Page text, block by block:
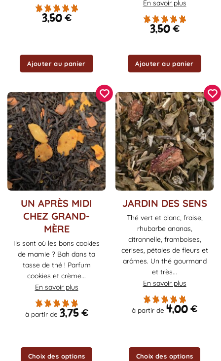
3,50€
Ajouter au panier
En savoir plus
3,50€
Ajouter au panier
UN APRÈS MIDI
CHEZ GRAND-
MÈRE
Ils sont où les bons cookies
de mamie ? Bah dans ta
tasse de thé ! Parfum
cookies et crème...
En savoir plus
à partir de 3,75€
Choix des options
variations.
Les
options
choisies
JARDIN DES SENS
Thé vert et blanc, fraise,
rhubarbe ananas,
citronnelle, framboises,
cerises, pétales de fleurs et
arômes. Un thé gourmand
et très...
En savoir plus
à partir de 4,00€
Choix des options
Ce
produit
plusieurs
variations.
Les
options